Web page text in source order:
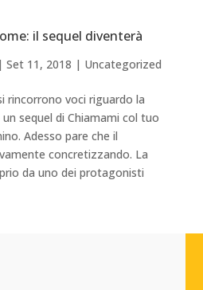
il sequel diventerà
| Set 11, 2018 | Uncategorized
rincorrono voci riguardo la
sequel di Chiamami col tuo
Adesso pare che il
concretizzando. La
da uno dei protagonisti